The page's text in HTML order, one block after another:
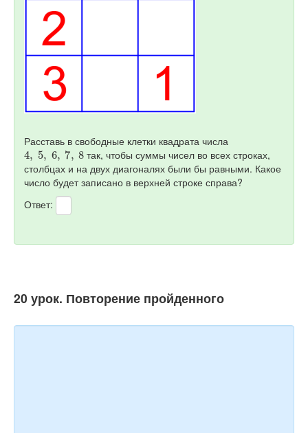
Расставь в свободные клетки квадрата числа
4, 5, 6, 7, 8 так, чтобы суммы чисел во всех строках,
столбцах и на двух диагоналях были бы равными. Какое
число будет записано в верхней строке справа?
Ответ:
20 урок. Повторение пройденного